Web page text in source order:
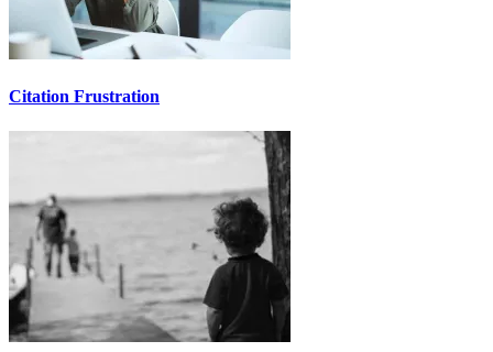
Citation Frustration